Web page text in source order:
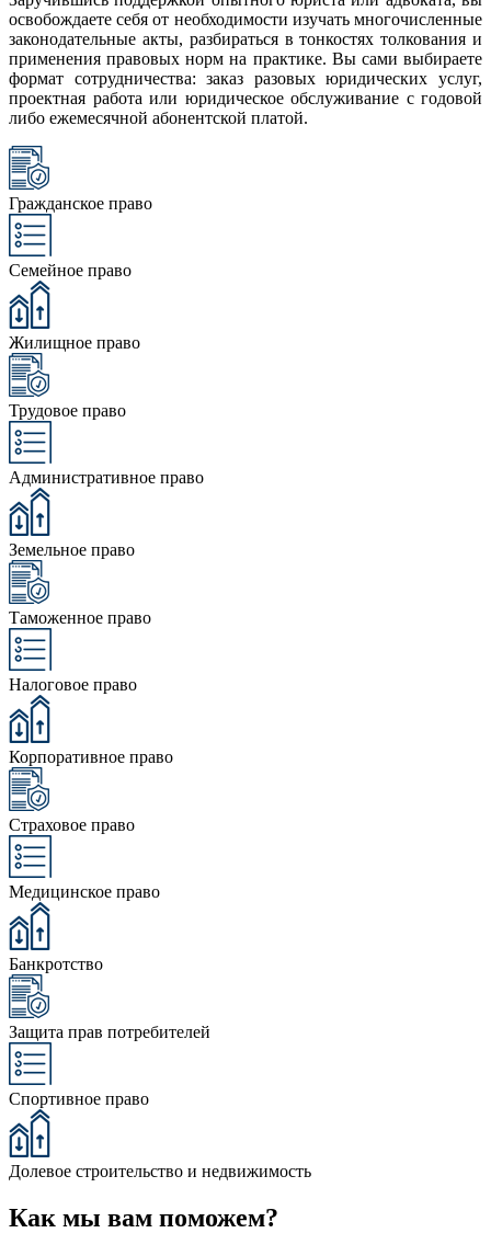
освобождаете себя от необходимости изучать многочисленные
законодательные акты, разбираться в тонкостях толкования и
применения правовых норм на практике. Вы сами выбираете
формат сотрудничества: заказ разовых юридических услуг,
проектная работа или юридическое обслуживание с годовой
либо ежемесячной абонентской платой.
Гражданское право
Семейное право
Жилищное право
Трудовое право
Административное право
Земельное право
Таможенное право
Налоговое право
Корпоративное право
Страховое право
Медицинское право
Банкротство
Защита прав потребителей
Спортивное право
Долевое строительство и недвижимость
Как мы вам поможем?